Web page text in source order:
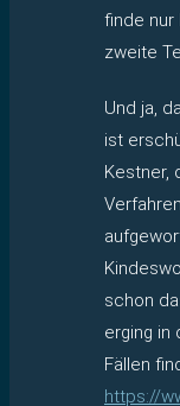
finde nur
zweite
Und ja,
ist
Kestner,
schon
erging in
Fällen
https://